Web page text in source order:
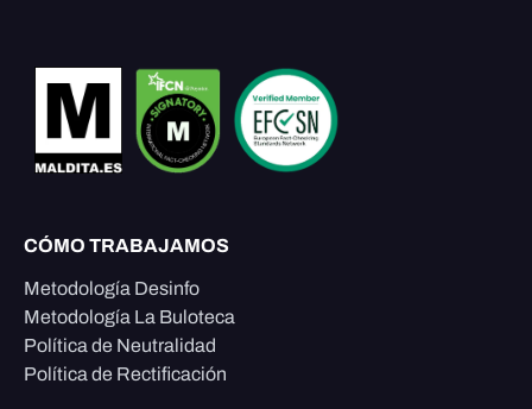
CÓMO TRABAJAMOS
Metodología Desinfo
Metodología La Buloteca
Política de Neutralidad
Política de Rectificación